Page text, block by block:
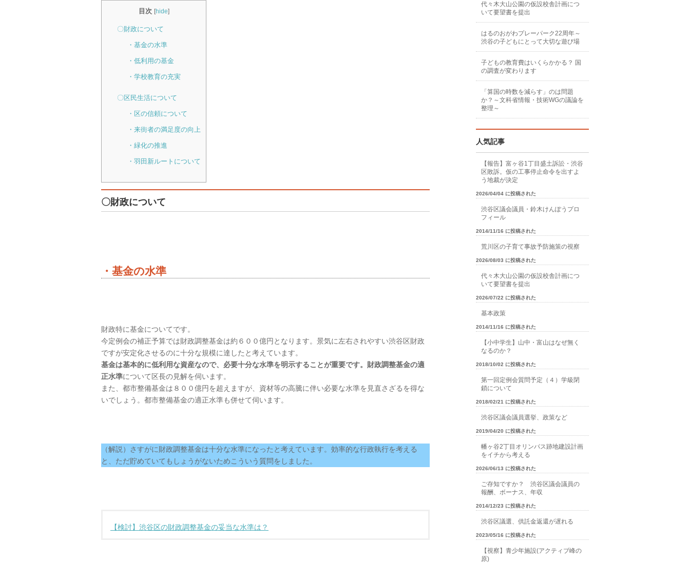
目次 [hide]
〇財政について
・基金の水準
・低利用の基金
・学校教育の充実
〇区民生活について
・区の信頼について
・来街者の満足度の向上
・緑化の推進
・羽田新ルートについて
〇財政について
・基金の水準
財政特に基金についてです。
今定例会の補正予算では財政調整基金は約６００億円となります。景気に左右されやすい渋谷区財政
ですが安定化させるのに十分な規模に達したと考えています。
基金は基本的に低利用な資産なので、必要十分な水準を明示することが重要です。財政調整基金の適
正水準について区長の見解を伺います。
また、都市整備基金は８００億円を超えますが、資材等の高騰に伴い必要な水準を見直さざるを得な
いでしょう。都市整備基金の適正水準も併せて伺います。
（解説）さすがに財政調整基金は十分な水準になったと考えています。効率的な行政執行を考える
と、ただ貯めていてもしょうがないためこういう質問をしました。
【検討】渋谷区の財政調整基金の妥当な水準は？
代々木大山公園の仮設校舎計画につ
いて要望書を提出
はるのおがわプレーパーク22周年～
渋谷の子どもにとって大切な遊び場
子どもの教育費はいくらかかる？ 国
の調査が変わります
「算国の時数を減らす」のは問題
か？～文科省情報・技術WGの議論を
整理～
人気記事
【報告】富ヶ谷1丁目盛土訴訟・渋谷
区敗訴。仮の工事停止命令を出すよ
う地裁が決定
2026/04/04 に投稿された
渋谷区議会議員・鈴木けんぽうプロ
フィール
2014/11/16 に投稿された
荒川区の子育て事故予防施策の視察
2026/08/03 に投稿された
代々木大山公園の仮設校舎計画につ
いて要望書を提出
2026/07/22 に投稿された
基本政策
2014/11/16 に投稿された
【小中学生】山中・富山はなぜ無く
なるのか？
2018/10/02 に投稿された
第一回定例会質問予定（４）学級閉
鎖について
2018/02/21 に投稿された
渋谷区議会議員選挙、政策など
2019/04/20 に投稿された
幡ヶ谷2丁目オリンパス跡地建設計画
をイチから考える
2026/06/13 に投稿された
ご存知ですか？ 渋谷区議会議員の
報酬、ボーナス、年収
2014/12/23 に投稿された
渋谷区議選、供託金返還が遅れる
2023/05/16 に投稿された
【視察】青少年施設(アクティブ峰の
原)